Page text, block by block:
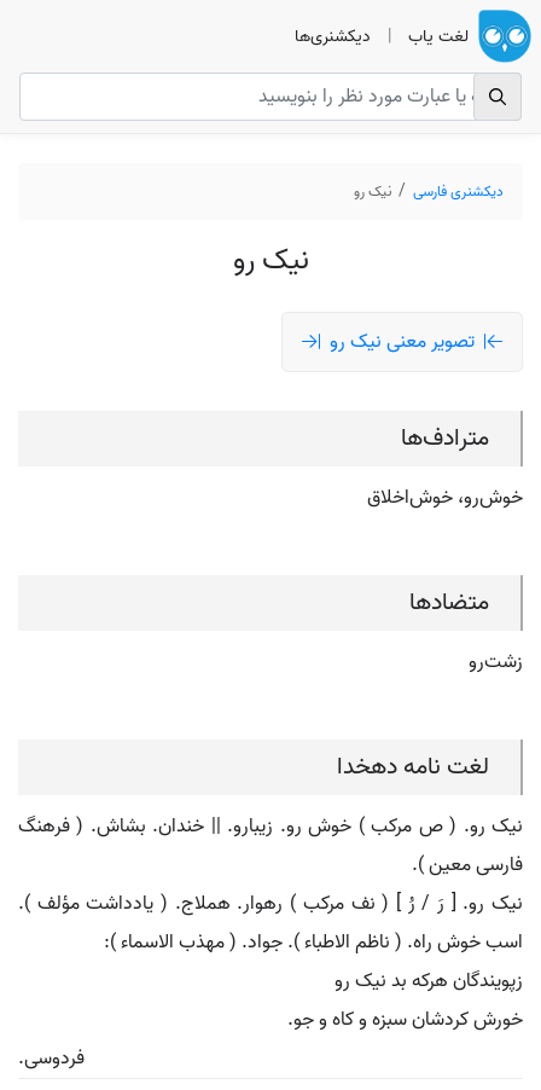
لغت یاب | دیکشنری‌ها
دیکشنری فارسی نیک رو
نیک رو
تصویر معنی نیک رو
مترادف‌ها
خوش‌رو، خوش‌اخلاق
متضادها
زشت‌رو
لغت نامه دهخدا
نیک رو. ( ص مرکب ) خوش رو. زیبارو. || خندان. بشاش. ( فرهنگ
فارسی معین ).
نیک رو. [ رَ / رُ ] ( نف مرکب ) رهوار. هملاج. ( یادداشت مؤلف ).
اسب خوش راه. ( ناظم الاطباء ). جواد. ( مهذب الاسماء ):
زپویندگان هرکه بد نیک رو
خورش کردشان سبزه و کاه و جو.
فردوسی.